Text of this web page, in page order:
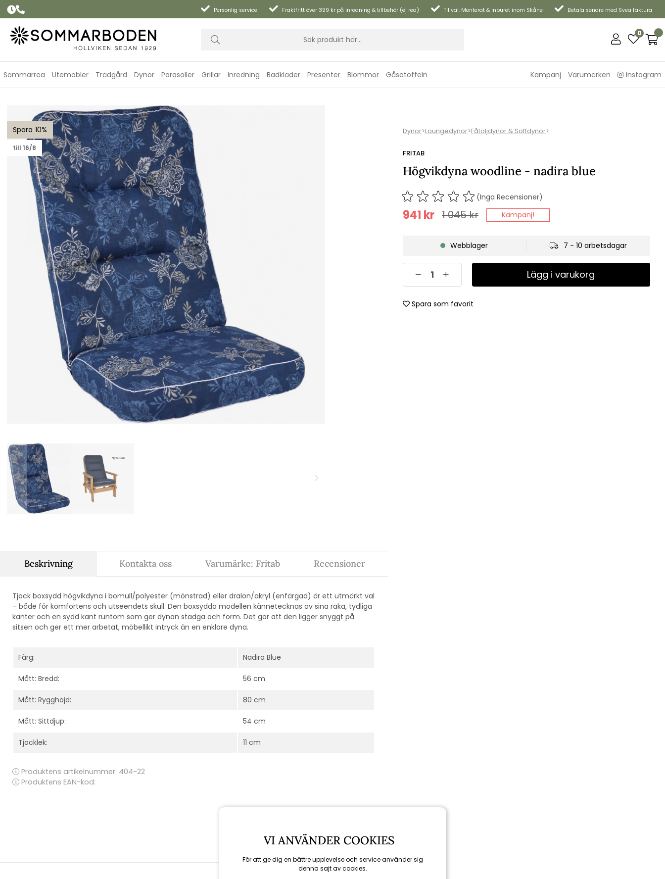
Personlig service Fraktfritt över 399 kr på inredning & tillbehör (ej rea) Tillval: Monterat & inburet inom Skåne Betala senare med Svea faktura
0
Sommarrea Utemöbler Trädgård Dynor Parasoller Grillar Inredning Badkläder Presenter Blommor Gåsatoffeln Kampanj Varumärken Instagram
10
till 16/8
Högvikdyna woodline - nadira blue
Dynor>Loungedynor>Fåtöljdynor & Soffdynor>
FRITAB
Högvikdyna woodline - nadira blue
(Inga Recensioner)
1 045kr
941 kr Kampanj!
Webblager 7 - 10 arbetsdagar
Lägg i varukorg
Spara som favorit
Beskrivning
Tjock boxsydd högvikdyna i bomull/polyester (mönstrad) eller dralon/akryl (enfärgad) är ett utmärkt val
– både för komfortens och utseendets skull. Den boxsydda modellen kännetecknas av sina raka, tydliga
kanter och en sydd kant runtom som ger dynan stadga och form. Det gör att den ligger snyggt på
sitsen och ger ett mer arbetat, möbellikt intryck än en enklare dyna.
Färg: Nadira Blue
Mått: Bredd: 56 cm
Mått: Rygghöjd: 80 cm
Mått: Sittdjup: 54 cm
Tjocklek: 11 cm
Produktens artikelnummer: 404-22
Produktens EAN-kod:
Kontakta oss Varumärke: Fritab Recensioner
VI ANVÄNDER COOKIES
För att ge dig en bättre upplevelse och service använder sig
denna sajt av cookies.